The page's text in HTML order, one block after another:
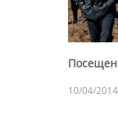
10/04/2014